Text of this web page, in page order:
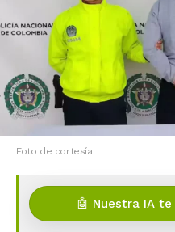
Foto de cortesía.
🤖 Nuestra IA